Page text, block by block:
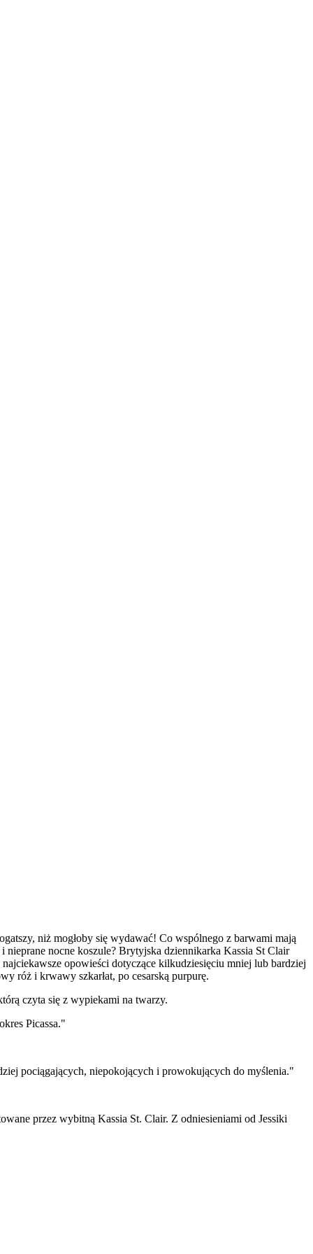
niż mogłoby się wydawać! Co wspólnego z barwami mają
nocne koszule? Brytyjska dziennikarka Kassia St Clair
opowieści dotyczące kilkudziesięciu mniej lub bardziej
róż i krwawy szkarłat, po cesarską purpurę.
czyta się z wypiekami na twarzy.
Picassa."
pociągających, niepokojących i prowokujących do myślenia."
przez wybitną Kassia St. Clair. Z odniesieniami od Jessiki